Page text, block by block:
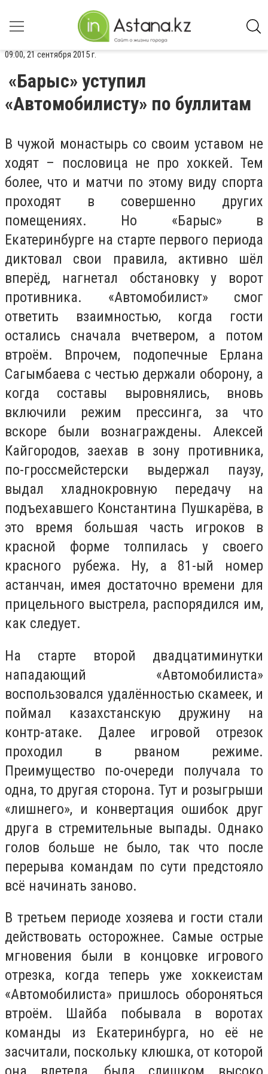
09:00, 21 сентября 2015 г.
«Барыс» уступил
«Автомобилисту» по буллитам
В чужой монастырь со своим уставом не
ходят – пословица не про хоккей. Тем
более, что и матчи по этому виду спорта
проходят в совершенно других
помещениях. Но «Барыс» в
Екатеринбурге на старте первого периода
диктовал свои правила, активно шёл
вперёд, нагнетал обстановку у ворот
противника. «Автомобилист» смог
ответить взаимностью, когда гости
остались сначала вчетвером, а потом
втроём. Впрочем, подопечные Ерлана
Сагымбаева с честью держали оборону, а
когда составы выровнялись, вновь
включили режим прессинга, за что
вскоре были вознаграждены. Алексей
Кайгородов, заехав в зону противника,
по-гроссмейстерски выдержал паузу,
выдал хладнокровную передачу на
подъехавшего Константина Пушкарёва, в
это время большая часть игроков в
красной форме толпилась у своего
красного рубежа. Ну, а 81-ый номер
астанчан, имея достаточно времени для
прицельного выстрела, распорядился им,
как следует.
На старте второй двадцатиминутки
нападающий «Автомобилиста»
воспользовался удалённостью скамеек, и
поймал казахстанскую дружину на
контр-атаке. Далее игровой отрезок
проходил в рваном режиме.
Преимущество по-очереди получала то
одна, то другая сторона. Тут и розыгрыши
«лишнего», и конвертация ошибок друг
друга в стремительные выпады. Однако
голов больше не было, так что после
перерыва командам по сути предстояло
всё начинать заново.
В третьем периоде хозяева и гости стали
действовать осторожнее. Самые острые
мгновения были в концовке игрового
отрезка, когда теперь уже хоккеистам
«Автомобилиста» пришлось обороняться
втроём. Шайба побывала в воротах
команды из Екатеринбурга, но её не
засчитали, поскольку клюшка, от которой